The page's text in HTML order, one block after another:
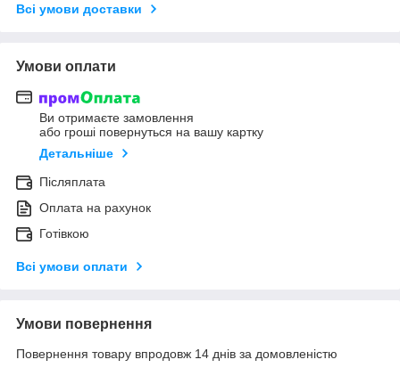
Всі умови доставки
Умови оплати
Ви отримаєте замовлення
або гроші повернуться на вашу картку
Детальніше
Післяплата
Оплата на рахунок
Готівкою
Всі умови оплати
Умови повернення
Повернення товару впродовж 14 днів за домовленістю